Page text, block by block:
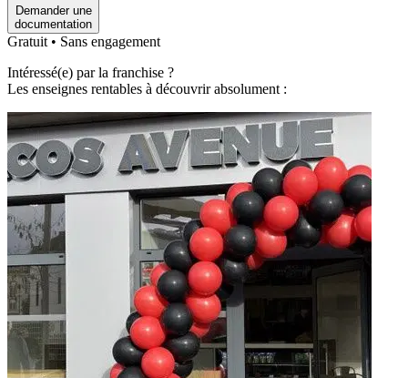
Demander une
documentation
Gratuit • Sans engagement
Intéressé(e) par la franchise ?
Les enseignes rentables à découvrir absolument :